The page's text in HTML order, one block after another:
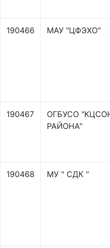
190466 МАУ "ЦФЭХО"
190467
ОГБУСО
РАЙОНА"
190468 МУ " СДК "